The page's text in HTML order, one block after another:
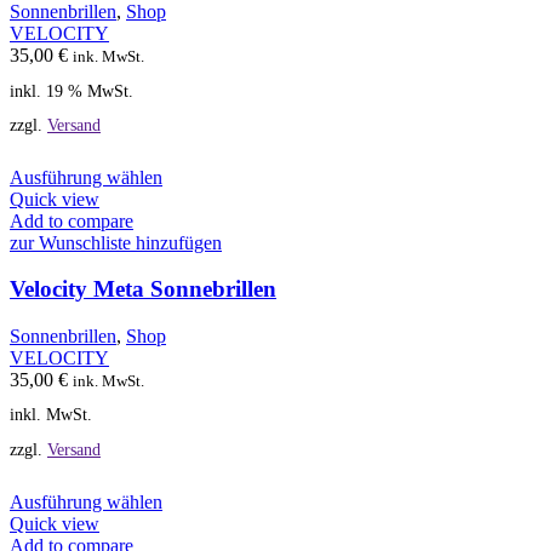
Sonnenbrillen, Shop
VELOCITY
35,00 € ink. MwSt.
inkl. 19 % MwSt.
zzgl. Versand
Ausführung wählen
mehrere
auf.
Optionen
können
Quick view
Add to compare
zur Wunschliste hinzufügen
Velocity Meta Sonnebrillen
Sonnenbrillen, Shop
VELOCITY
35,00 € ink. MwSt.
inkl. MwSt.
zzgl. Versand
Ausführung wählen
Quick view
Add to compare